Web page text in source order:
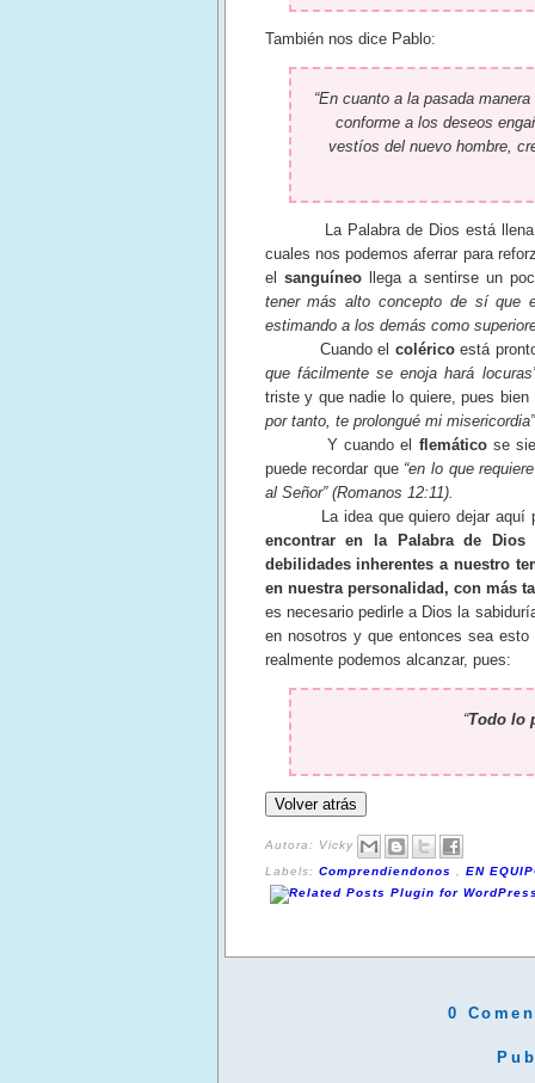
También nos dice Pablo:
“En cuanto a la pasada manera
conforme a los deseos
vestíos del nuevo hombre,
La Palabra de Dios está llena de
cuales nos podemos aferrar para
el sanguíneo llega a sentirse un
tener más alto concepto de sí que
estimando a los demás como
Cuando el coléricoestá
que fácilmente se enoja hará
triste y que nadie lo quiere, pues
por tanto, te prolongué mi
Y cuando el flemáticose
puede recordar que “en lo que
al Señor” (Romanos 12:11).
La idea que quiero dejar
encontrar en la Palabra de
debilidades inherentes a nuestro
en nuestra personalidad, con más
es necesario pedirle a Dios la
en nosotros y que entonces sea
realmente podemos alcanzar, pues:
“Todo lo
Autora: Vicky
Labels: Comprendiendonos EN
0